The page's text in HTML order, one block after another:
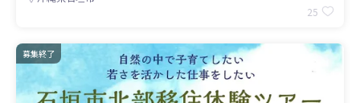
25
募集終了